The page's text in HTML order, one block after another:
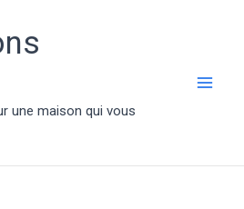
une maison qui vous